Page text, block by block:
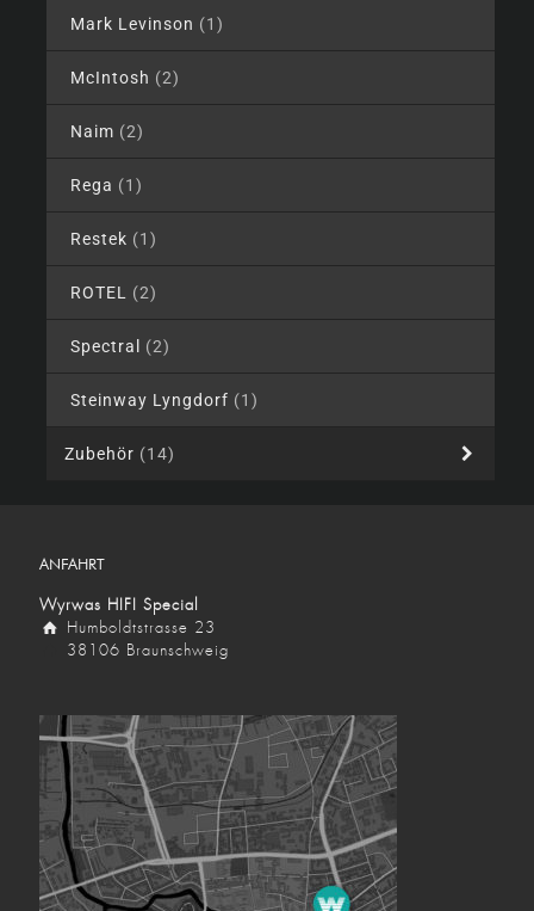
Mark Levinson (1)
McIntosh (2)
Naim (2)
Rega (1)
Restek (1)
ROTEL (2)
Spectral (2)
Steinway Lyngdorf (1)
Zubehör (14)
ANFAHRT
Wyrwas HIFI Special
Humboldtstrasse 23
38106 Braunschweig